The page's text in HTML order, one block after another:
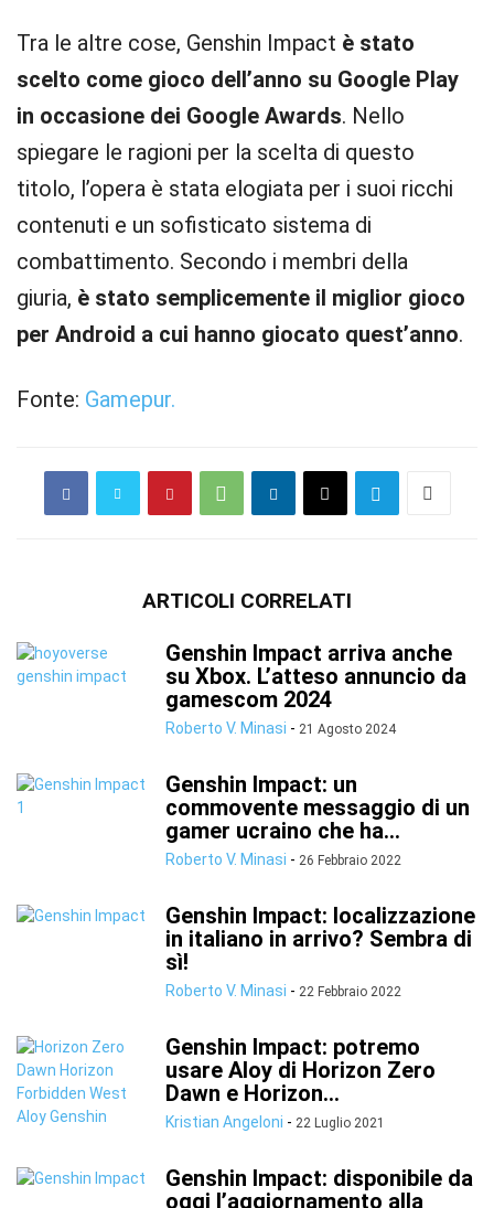
Tra le altre cose, Genshin Impact è stato
scelto come gioco dell’anno su Google Play
in occasione dei Google Awards. Nello
spiegare le ragioni per la scelta di questo
titolo, l’opera è stata elogiata per i suoi ricchi
contenuti e un sofisticato sistema di
combattimento. Secondo i membri della
giuria, è stato semplicemente il miglior gioco
per Android a cui hanno giocato quest’anno.
Fonte: Gamepur.
ARTICOLI CORRELATI
Genshin Impact arriva anche
su Xbox. L’atteso annuncio da
gamescom 2024
Roberto V. Minasi - 21 Agosto 2024
Genshin Impact: un
commovente messaggio di un
gamer ucraino che ha...
Roberto V. Minasi - 26 Febbraio 2022
Genshin Impact: localizzazione
in italiano in arrivo? Sembra di
sì!
Roberto V. Minasi - 22 Febbraio 2022
Genshin Impact: potremo
usare Aloy di Horizon Zero
Dawn e Horizon...
Kristian Angeloni - 22 Luglio 2021
Genshin Impact: disponibile da
oggi l’aggiornamento alla